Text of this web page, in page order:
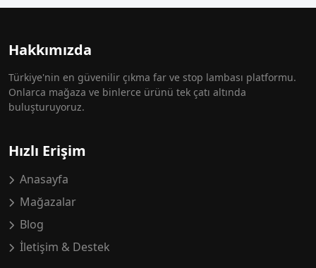
Hakkımızda
Türkiye'nin en güvenilir çıkma far ve stop lambası platformu.
Onlarca mağaza ve binlerce ürünü tek çatı altında
buluşturuyoruz.
Hızlı Erişim
Anasayfa
Mağazalar
Blog
İletişim & Destek